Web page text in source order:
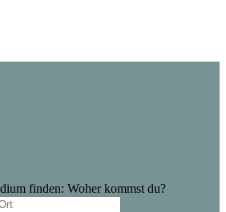
finden: Woher kommst du?